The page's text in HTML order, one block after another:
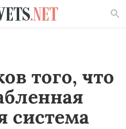
того, что
система